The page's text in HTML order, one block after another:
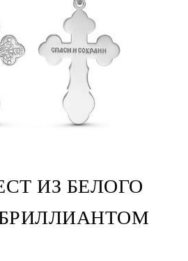
ИЗ БЕЛОГО